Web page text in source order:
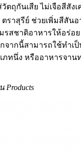
ตถุกันเสีย ไม่เจือสีสังเ
ราสุรีย์ ช่วยเพิ่มสีสัน
รสชาติอาหารให้อร่อย
จากนี้สามารถใช้ทำเ
ภทนึ่ง หรืออาหารจาน
Products